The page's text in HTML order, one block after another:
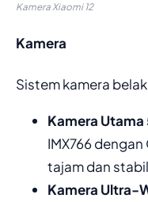
Kamera Xiaomi 12
Kamera
Sistem kamera
Kamera Utama
IMX766
tajam dan
Kamera Ultra-